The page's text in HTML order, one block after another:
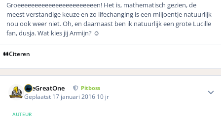
Groeeeeeeeeeeeeeeeeeeeeeeen! Het is, mathematisch gezien, de
meest verstandige keuze en zo lifechanging is een miljoentje natuurlijk
nou ook weer niet. Oh, en daarnaast ben ik natuurlijk een grote Lucille
fan, dusja. Wat kies jij Armijn? ☺️
Citeren
TheGreatOne Pitboss
Geplaatst 17 januari 2016 10 jr
AUTEUR